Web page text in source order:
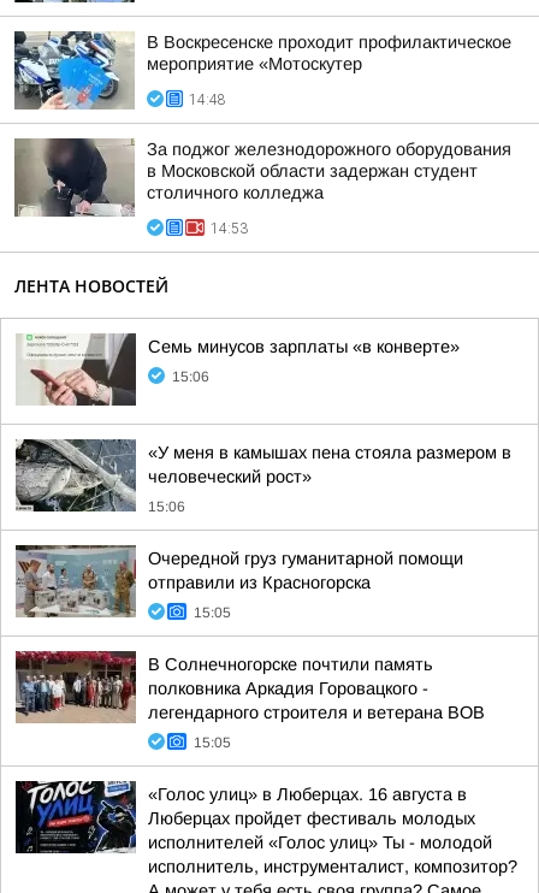
В Воскресенске проходит профилактическое
мероприятие «Мотоскутер
14:48
За поджог железнодорожного оборудования
в Московской области задержан студент
столичного колледжа
14:53
ЛЕНТА НОВОСТЕЙ
Семь минусов зарплаты «в конверте»
15:06
«У меня в камышах пена стояла размером в
человеческий рост»
15:06
Очередной груз гуманитарной помощи
отправили из Красногорска
15:05
В Солнечногорске почтили память
полковника Аркадия Горовацкого -
легендарного строителя и ветерана ВОВ
15:05
«Голос улиц» в Люберцах. 16 августа в
Люберцах пройдет фестиваль молодых
исполнителей «Голос улиц» Ты - молодой
исполнитель, инструменталист, композитор?